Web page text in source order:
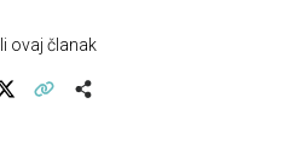
ovaj članak